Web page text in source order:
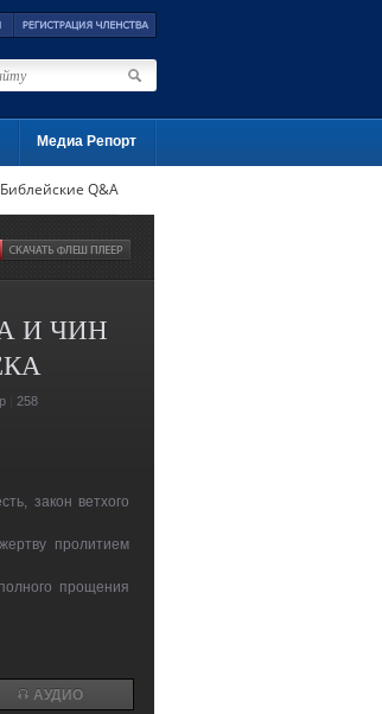
Медиа Репорт
Библейские Q&A